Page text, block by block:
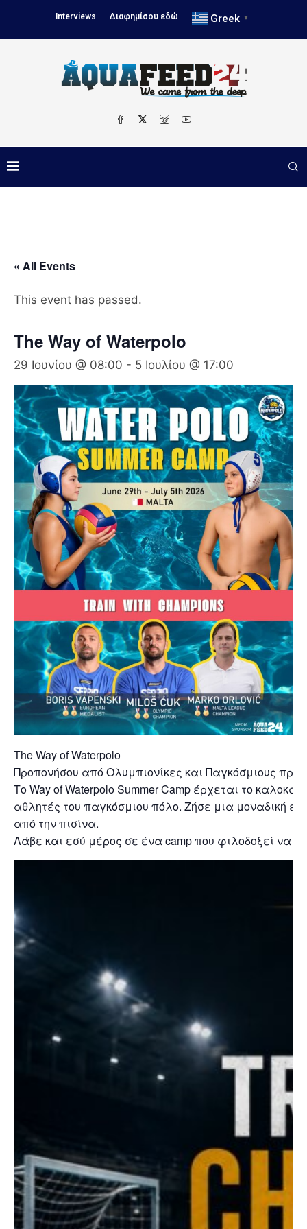
Interviews Διαφημίσου εδώ Greek ▼
« All Events
This event has passed.
The Way of Waterpolo
29 Ιουνίου @ 08:00 - 5 Ιουλίου @ 17:00
The Way of Waterpolo
Προπονήσου από Ολυμπιονίκες και Παγκόσμιους
Το Way of Waterpolo Summer Camp έρχεται το
αθλητές του παγκόσμιου πόλο. Ζήσε μια μοναδική
από την πισίνα.
Λάβε και εσύ μέρος σε ένα camp που φιλοδοξεί να